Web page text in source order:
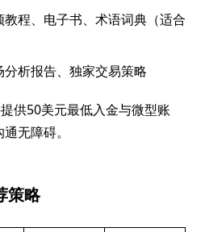
程、电子书、术语词典（适合
析报告、独家交易策略
供50美元最低入金与微型账
无障碍。
策略